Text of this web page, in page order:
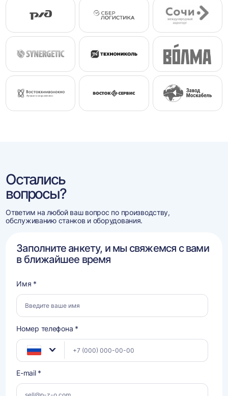
Остались
вопросы?
Ответим на любой ваш вопрос по производству,
обслуживанию станков и оборудования.
Заполните анкету, и мы свяжемся с вами
в ближайшее время
Имя *
Номер телефона *
E-mail *